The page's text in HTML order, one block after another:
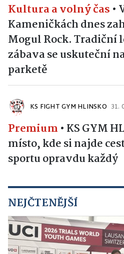
Kultura a volný čas •
Kameničkách dnes
Mogul Rock. Tradiční
zábava se uskuteční
parketě
KS FIGHT GYM HLINSKO 31.
Premium • KS GYM
místo, kde si najde
sportu opravdu každý
NEJČTENĚJŠÍ